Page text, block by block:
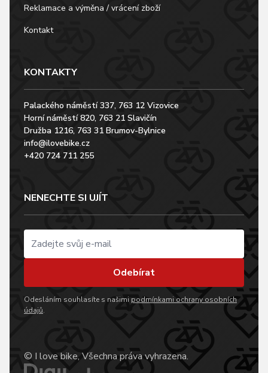
Reklamace a výměna / vrácení zboží
Kontakt
KONTAKTY
Palackého náměstí 337, 763 12 Vizovice
Horní náměstí 820, 763 21 Slavičín
Družba 1216, 763 31 Brumov-Bylnice
info@ilovebike.cz
+420 724 711 255
NENECHTE SI UJÍT
Odebírat
Odesláním souhlasíte s našimi podmínkami ochrany osobních
údajů.
© I love bike, Všechna práva vyhrazena.